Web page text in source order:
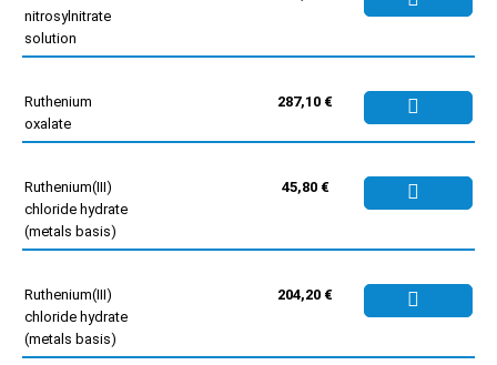
nitrosylnitrate
solution
Ruthenium
oxalate
287,10 €
Ruthenium(III)
chloride hydrate
(metals basis)
45,80 €
Ruthenium(III)
chloride hydrate
(metals basis)
204,20 €